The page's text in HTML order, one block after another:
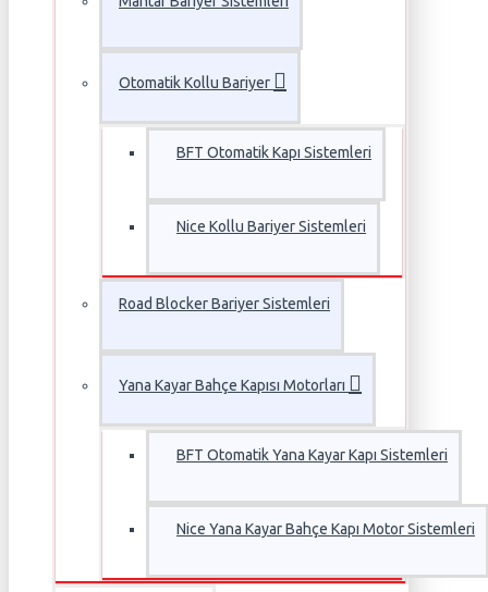
Otomatik Kollu Bariyer
BFT Otomatik Kapı Sistemleri
Nice Kollu Bariyer Sistemleri
Road Blocker Bariyer Sistemleri
Yana Kayar Bahçe Kapısı Motorları
BFT Otomatik Yana Kayar Kapı Sistemleri
Nice Yana Kayar Bahçe Kapı Motor Sistemleri